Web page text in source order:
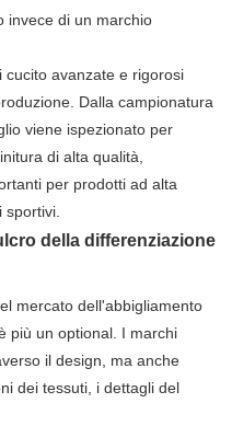
invece di un marchio
cucito avanzate e rigorosi
Dalla campionatura
viene ispezionato per
di alta qualità,
per prodotti ad alta
sportivi.
della differenziazione
mercato dell'abbigliamento
più un optional. I marchi
il design, ma anche
dei tessuti, i dettagli del